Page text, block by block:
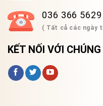
036 366 5629
( Tất cả các ngày
KẾT NỐI VỚI